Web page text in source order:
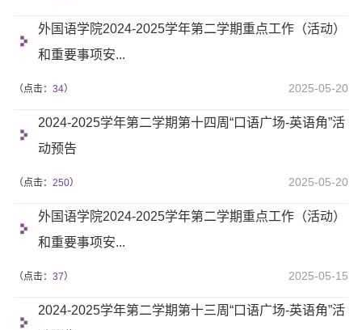
外国语学院2024-2025学年第二学期重点工作（活动）
和重要事项安...
（点击： 34） 2025-05-20
2024-2025学年第二学期第十四周“口语广场-英语角”活
动预告
（点击： 250） 2025-05-20
外国语学院2024-2025学年第二学期重点工作（活动）
和重要事项安...
（点击： 37） 2025-05-15
2024-2025学年第二学期第十三周“口语广场-英语角”活